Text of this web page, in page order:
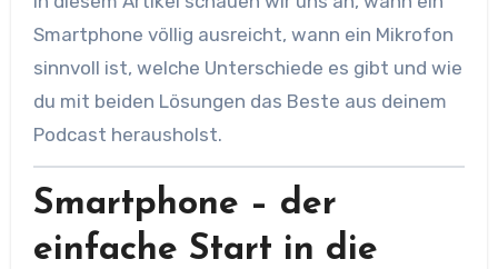
Smartphone völlig ausreicht, wann ein Mikrofon
sinnvoll ist, welche Unterschiede es gibt und wie
du mit beiden Lösungen das Beste aus deinem
Podcast herausholst.
Smartphone – der
einfache Start in die